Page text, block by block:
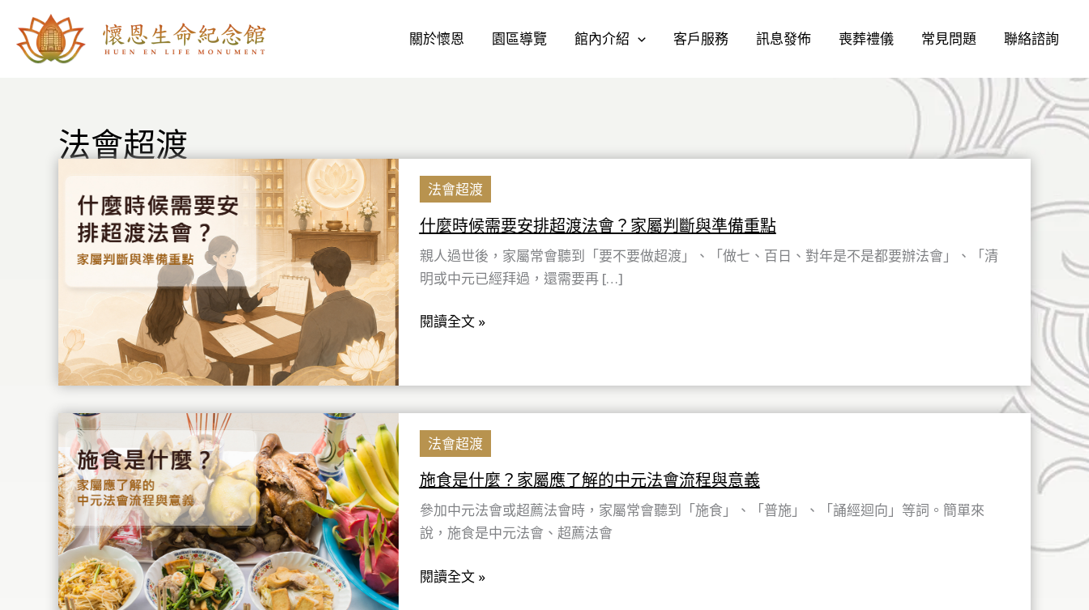
關於懷恩 園區導覽 館內介紹 客戶服務 訊息發佈 喪葬禮儀 常見問題 聯絡諮詢
法會超渡
法會超渡
什麼時候需要安排超渡法會？家屬判斷與準備重點
親人過世後，家屬常會聽到「要不要做超渡」、「做七、百日、對年是不是都要辦法會」、「清
明或中元已經拜過，還需要再 […]
麼
時
候
需
要
排
會？
家
判
斷
與
備
閱讀全文 »
法會超渡
施食是什麼？家屬應了解的中元法會流程與意義
參加中元法會或超薦法會時，家屬常會聽到「施食」、「普施」、「誦經迴向」等詞。簡單來
說，施食是中元法會、超薦法會
食
是
什
麼？
家
應
閱讀全文 »